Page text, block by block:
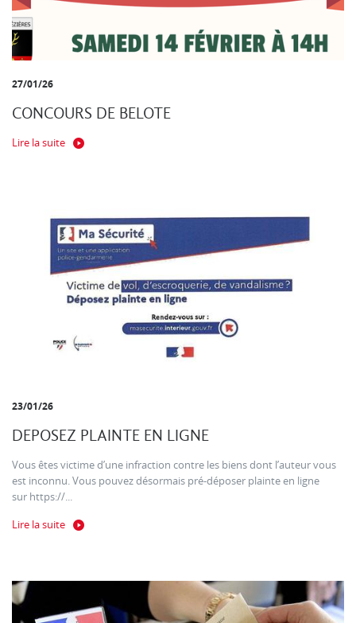
27/01/26
CONCOURS DE BELOTE
Lire la suite
23/01/26
DEPOSEZ PLAINTE EN LIGNE
Vous êtes victime d’une infraction contre les biens dont l’auteur vous
est inconnu. Vous pouvez désormais pré-déposer plainte en ligne
sur https://...
Lire la suite